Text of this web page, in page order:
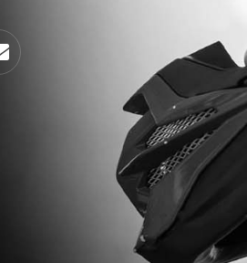
Instagram